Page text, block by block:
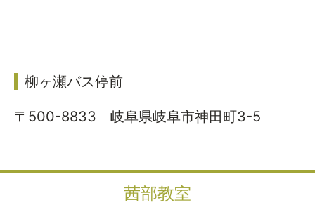
柳ヶ瀬バス停前
〒500-8833 岐阜県岐阜市神田町3-5
茜部教室